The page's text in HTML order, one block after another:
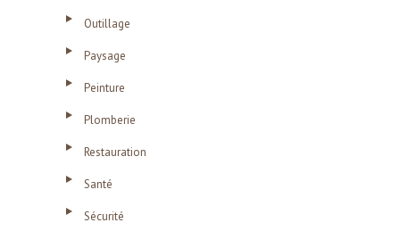
Outillage
Paysage
Peinture
Plomberie
Restauration
Santé
Sécurité